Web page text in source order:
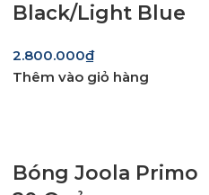
Black/Light Blue
2.800.000₫
Thêm vào giỏ hàng
Bóng Joola Primo